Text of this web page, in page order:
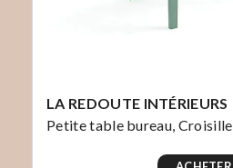
LA REDOUTE INTÉRIEURS
Petite table bureau, Croisille